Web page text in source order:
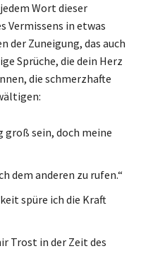
Wort dieser
Vermissens in etwas
der Zuneigung, das auch
Sprüche, die dein Herz
die schmerzhafte
groß sein, doch meine
dem anderen zu rufen.“
spüre ich die Kraft
Trost in der Zeit des